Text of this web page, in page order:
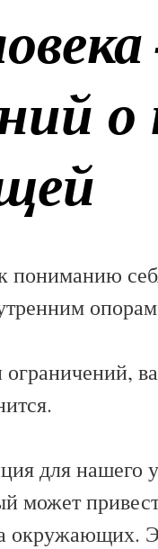
о
пониманию
для нашего
может
окружающих.